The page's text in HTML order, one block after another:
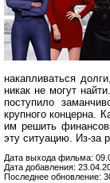
накапливаться
никак не могут
поступило
крупного концерна.
им решить
эту ситуацию. Из-за
Дата выхода фильма:
Дата добавления:
Последнее обновление: